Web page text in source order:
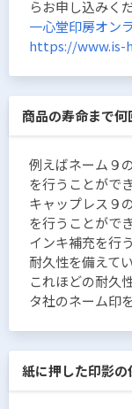
らお申し込みく
一心堂印房オン
https://www.is-
商品の寿命まで
例えばネーム９
を行うことがで
キャップレス９
を行うことがで
インキ補充を行
耐久性を備えてい
これほどの耐久
タ社のネーム印
紙に押した印影